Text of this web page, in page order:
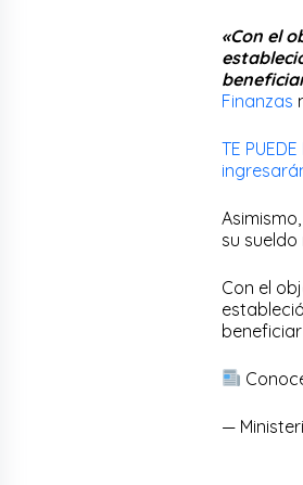
«Con el
Finanzas
TE
su sueldo
Con el
—